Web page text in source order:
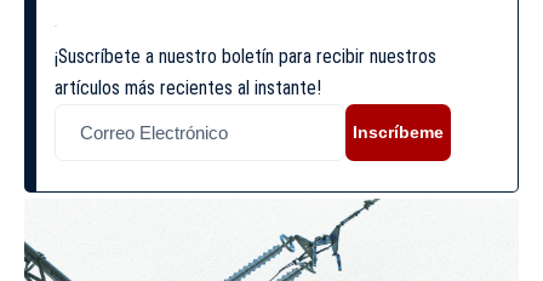
¡Suscríbete a nuestro boletín para recibir nuestros
artículos más recientes al instante!
Inscríbeme